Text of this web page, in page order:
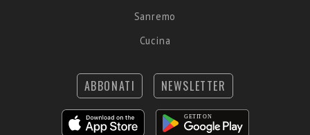
Sanremo
Cucina
ABBONATI NEWSLETTER